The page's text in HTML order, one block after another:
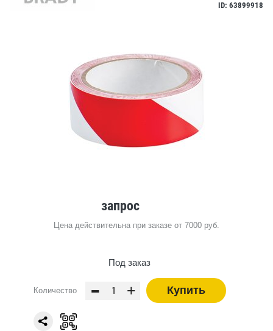
ID: 63899918
запрос
Цена действительна при заказе от 7000 руб.
Под заказ
Количество - + Купить